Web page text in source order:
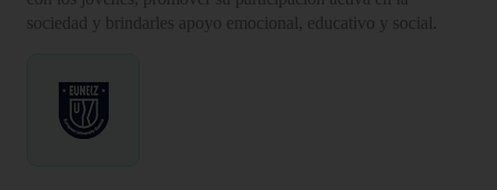
sociedad y brindarles apoyo emocional, educativo y social.